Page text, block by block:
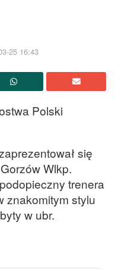
25 16:43
Polski
się
Wlkp.
trenera
znakomitym stylu
w ubr.